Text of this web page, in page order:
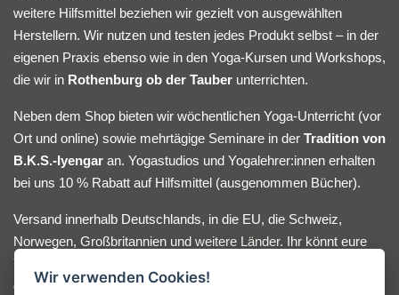
weitere Hilfsmittel beziehen wir gezielt von ausgewählten
Herstellern. Wir nutzen und testen jedes Produkt selbst – in der
eigenen Praxis ebenso wie in den Yoga-Kursen und Workshops,
die wir in Rothenburg ob der Tauber unterrichten.
Neben dem Shop bieten wir wöchentlichen Yoga-Unterricht (vor
Ort und online) sowie mehrtägige Seminare in der Tradition von
B.K.S.-Iyengar an. Yogastudios und Yogalehrer:innen erhalten
bei uns 10 % Rabatt auf Hilfsmittel (ausgenommen Bücher).
Versand innerhalb Deutschlands, in die EU, die Schweiz,
Norwegen, Großbritannien und weitere Länder. Ihr könnt eure
Yoga-Hilfsmittel bequem online bestellen oder nach Absprache
direkt bei uns im Lager abholen. Bei Fragen oder
Wir verwenden Cookies!